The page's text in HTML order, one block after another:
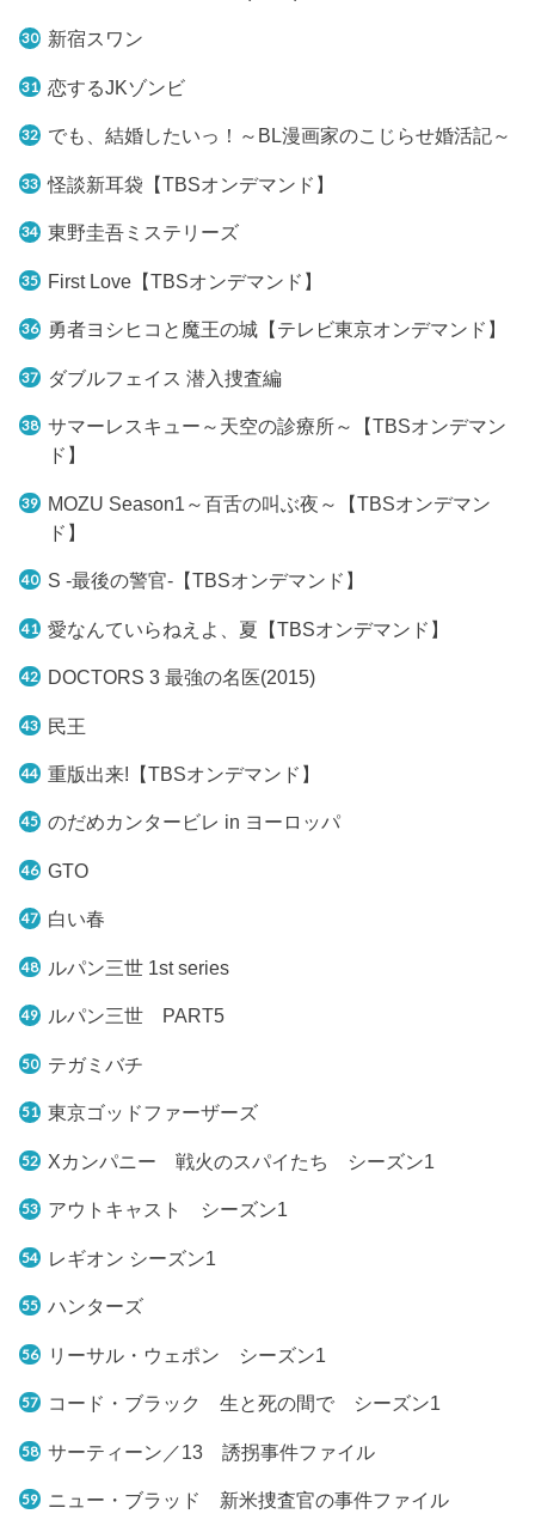
新宿スワン
恋するJKゾンビ
でも、結婚したいっ！～BL漫画家のこじらせ婚活記～
怪談新耳袋【TBSオンデマンド】
東野圭吾ミステリーズ
First Love【TBSオンデマンド】
勇者ヨシヒコと魔王の城【テレビ東京オンデマンド】
ダブルフェイス 潜入捜査編
サマーレスキュー～天空の診療所～【TBSオンデマン
ド】
MOZU Season1～百舌の叫ぶ夜～【TBSオンデマン
ド】
S -最後の警官-【TBSオンデマンド】
愛なんていらねえよ、夏【TBSオンデマンド】
DOCTORS 3 最強の名医(2015)
民王
重版出来!【TBSオンデマンド】
のだめカンタービレ in ヨーロッパ
GTO
白い春
ルパン三世 1st series
ルパン三世 PART5
テガミバチ
東京ゴッドファーザーズ
Xカンパニー 戦火のスパイたち シーズン1
アウトキャスト シーズン1
レギオン シーズン1
ハンターズ
リーサル・ウェポン シーズン1
コード・ブラック 生と死の間で シーズン1
サーティーン／13 誘拐事件ファイル
ニュー・ブラッド 新米捜査官の事件ファイル